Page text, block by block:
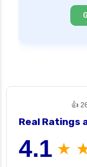
👍
Real Ratings
4.1 ★